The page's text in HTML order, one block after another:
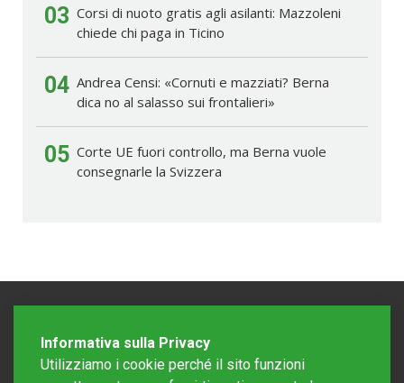
03 Corsi di nuoto gratis agli asilanti: Mazzoleni
chiede chi paga in Ticino
04 Andrea Censi: «Cornuti e mazziati? Berna
dica no al salasso sui frontalieri»
05 Corte UE fuori controllo, ma Berna vuole
consegnarle la Svizzera
Informativa sulla Privacy
Utilizziamo i cookie perché il sito funzioni